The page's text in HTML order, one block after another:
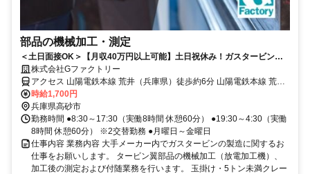
部品の機械加工・測定
＜土日面接OK＞【月収40万円以上可能】土日祝休み！ガスタービン部
品の加工・測定
株式会社Gファクトリー
アクセス 山陽電鉄本線 荒井（兵庫県）徒歩約6分 山陽電鉄本線 荒井
駅より徒歩6分
時給1,700円
兵庫県高砂市
勤務時間 ●8:30～17:30（実働8時間 休憩60分） ●19:30～4:30（実働
8時間 休憩60分） ※2交替勤務 ●月曜日～金曜日
仕事内容 業務内容 大手メーカー内でガスタービンの製造に関するお
仕事をお願いします。 タービン翼部品の機械加工（放電加工機）、
加工後の測定および付随業務を行います。 玉掛け・5トン未満クレー